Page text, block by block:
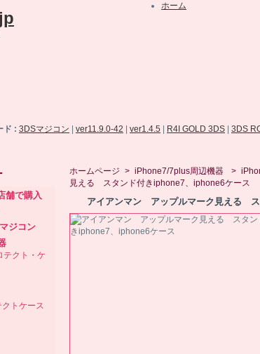
ホーム
ド : 3DSマジコン ver11.9.0-42 ver1.4.5 R4I GOLD 3DS 3DS
舗で購入
ジコン
テクト・ケ
トケース
ホームページ > iPhone7/7plus周辺機器 >
見える スタンド付きiphone7、iphone6ケース
アイアンマン アップルマーク見える ス